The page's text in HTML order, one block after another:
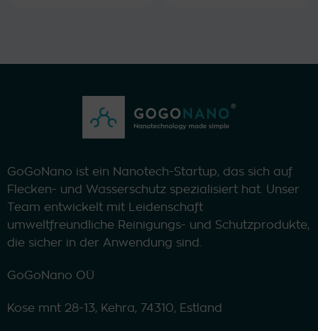
Produktseite
gewählt
werden
können
Produktseite
gewählt
werden
GoGoNano ist ein Nanotech-Startup, das sich auf
Flecken- und Wasserschutz spezialisiert hat. Unser
Team entwickelt mit Leidenschaft
umweltfreundliche Reinigungs- und Schutzprodukte,
die sicher in der Anwendung sind.
GoGoNano OÜ
Kose mnt 28-13, Kehra, 74310, Estland